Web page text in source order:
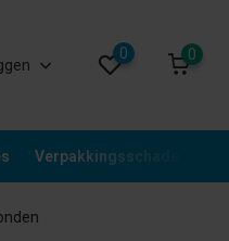
0 0
Verpakkingsschade